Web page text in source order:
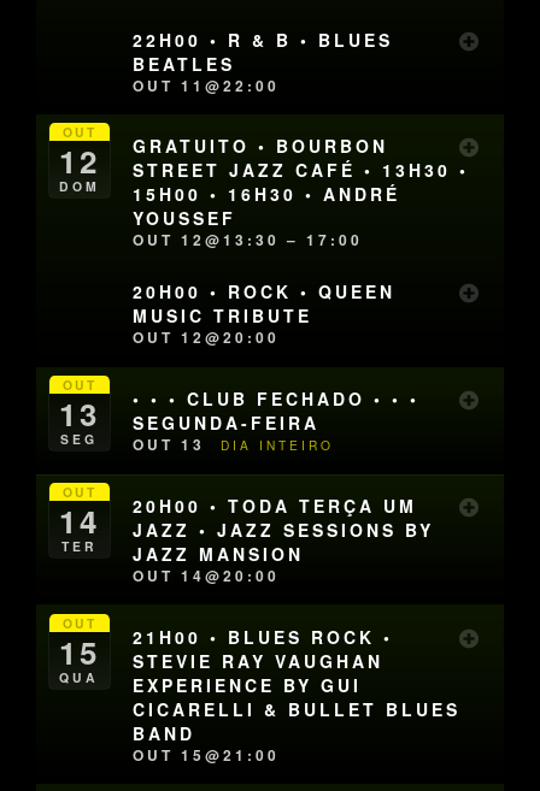
22H00 • R & B • BLUES
BEATLES
OUT 11@22:00
OUT
12
DOM
GRATUITO • BOURBON
STREET JAZZ CAFÉ • 13H30 •
15H00 • 16H30 • ANDRÉ
YOUSSEF
OUT 12@13:30 – 17:00
20H00 • ROCK • QUEEN
MUSIC TRIBUTE
OUT 12@20:00
OUT
13
SEG
• • • CLUB FECHADO • • •
SEGUNDA-FEIRA
OUT 13 DIA INTEIRO
OUT
14
TER
20H00 • TODA TERÇA UM
JAZZ • JAZZ SESSIONS BY
JAZZ MANSION
OUT 14@20:00
OUT
15
QUA
21H00 • BLUES ROCK •
STEVIE RAY VAUGHAN
EXPERIENCE BY GUI
CICARELLI & BULLET BLUES
BAND
OUT 15@21:00